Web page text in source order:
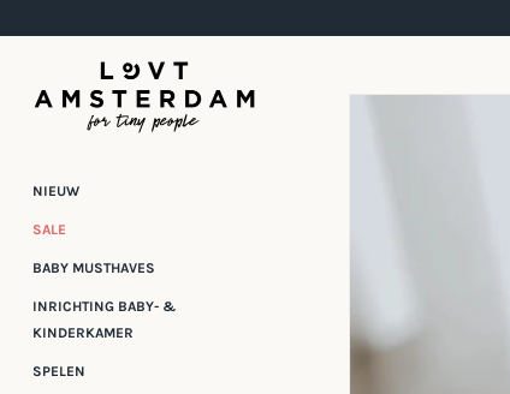
naar
content
NIEUW
SALE
BABY MUSTHAVES
INRICHTING BABY- &
KINDERKAMER
SPELEN